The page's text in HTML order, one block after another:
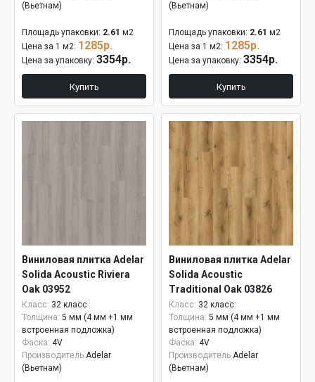
(Вьетнам)
Площадь упаковки: 2.61 м2
Цена за 1 м2: 1285р.
Цена за упаковку: 3354р.
Купить
(Вьетнам)
Площадь упаковки: 2.61 м2
Цена за 1 м2: 1285р.
Цена за упаковку: 3354р.
Купить
Виниловая плитка Adelar
Solida Acoustic Riviera
Oak 03952
Класс: 32 класс
Толщина: 5 мм (4 мм +1 мм
встроенная подложка)
Фаска: 4V
Производитель Adelar
(Вьетнам)
Виниловая плитка Adelar
Solida Acoustic
Traditional Oak 03826
Класс: 32 класс
Толщина: 5 мм (4 мм +1 мм
встроенная подложка)
Фаска: 4V
Производитель Adelar
(Вьетнам)